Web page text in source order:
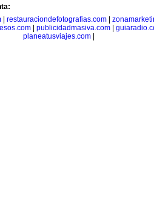
| restauraciondefotografias.com|
publicidadmasiva.com
planeatusviajes.com